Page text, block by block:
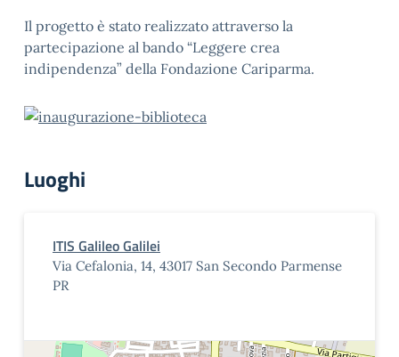
Il progetto è stato realizzato attraverso la
partecipazione al bando “Leggere crea
indipendenza” della Fondazione Cariparma.
Luoghi
ITIS Galileo Galilei
Via Cefalonia, 14, 43017 San Secondo Parmense
PR